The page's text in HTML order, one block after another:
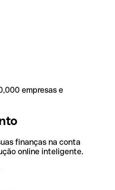
empresas e
finanças na conta
online inteligente.